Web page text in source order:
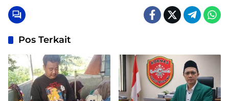
Pos Terkait